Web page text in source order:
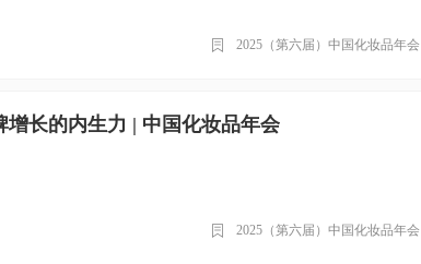
2025（第六届）中国化妆品年会
长的内生力 | 中国化妆品年会
2025（第六届）中国化妆品年会